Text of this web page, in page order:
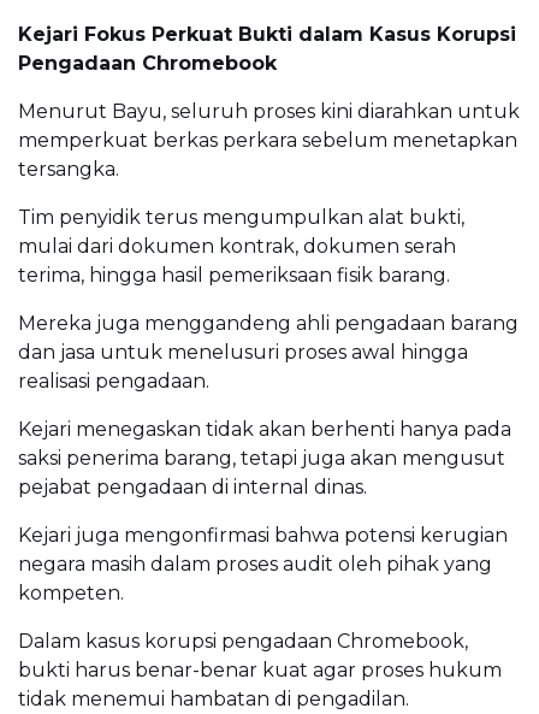
Kejari Fokus Perkuat Bukti dalam Kasus Korupsi
Pengadaan Chromebook
Menurut Bayu, seluruh proses kini diarahkan untuk
memperkuat berkas perkara sebelum menetapkan
tersangka.
Tim penyidik terus mengumpulkan alat bukti,
mulai dari dokumen kontrak, dokumen serah
terima, hingga hasil pemeriksaan fisik barang.
Mereka juga menggandeng ahli pengadaan barang
dan jasa untuk menelusuri proses awal hingga
realisasi pengadaan.
Kejari menegaskan tidak akan berhenti hanya pada
saksi penerima barang, tetapi juga akan mengusut
pejabat pengadaan di internal dinas.
Kejari juga mengonfirmasi bahwa potensi kerugian
negara masih dalam proses audit oleh pihak yang
kompeten.
Dalam kasus korupsi pengadaan Chromebook,
bukti harus benar-benar kuat agar proses hukum
tidak menemui hambatan di pengadilan.